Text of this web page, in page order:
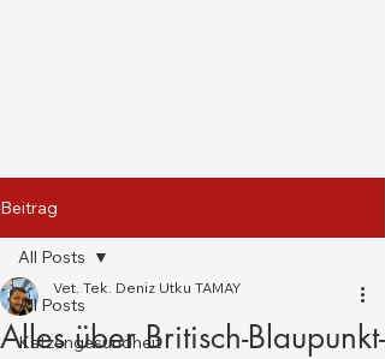
Beitrag
All Posts
Katzengesundheit
All Posts
Alles über Britisch-Blaupunkt-
Vet. Tek. Deniz Utku TAMAY